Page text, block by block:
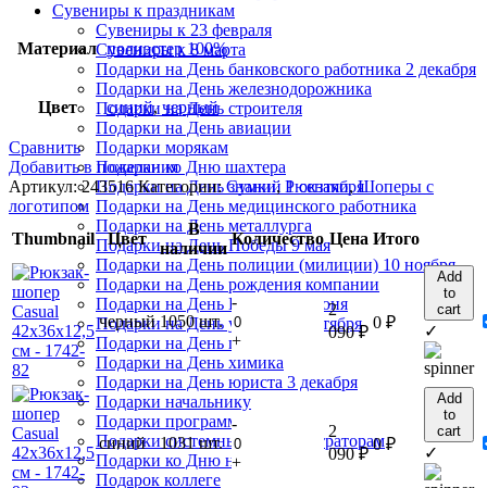
Сувениры к праздникам
Сувениры к 23 февраля
Сувениры к 8 марта
Подарки на День банковского работника 2 декабря
Подарки на День железнодорожника
Подарки на День строителя
Подарки на День авиации
Подарки морякам
Подарки ко Дню шахтера
Подарки на День знаний 1 сентября
Подарки на День медицинского работника
Подарки на День металлурга
Подарки на День Победы 9 мая
Подарки на День полиции (милиции) 10 ноября
Подарки на День рождения компании
Подарки на День России 12 июня
Подарки на День учителя 5 октября
Подарки на День геолога
Подарки на День химика
Подарки на День юриста 3 декабря
Подарки начальнику
Подарки программистам
Подарки системным администраторам
Подарки ко Дню нефтяника
Подарок коллеге
Материал полиэстер 100%
Цвет синий,черный
Сравнить
Добавить в пожелания
Артикул:243516Категории: Сумки, Рюкзаки, Шоперы с
логотипом
Thumbnail
Цвет
В
наличии
Количество Цена Итого
черный 1050 шт.
-
+
2
090₽
0 ₽
Add
to
cart
✓
синий 1031 шт.
-
+
2
090₽
0₽
Add
to
cart
✓